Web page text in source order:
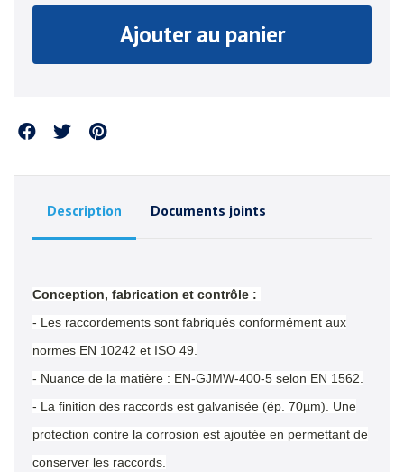
Ajouter au panier
Partager
Description Documents joints
Conception, fabrication et contrôle :
- Les raccordements sont fabriqués conformément aux
normes EN 10242 et ISO 49.
- Nuance de la matière : EN-GJMW-400-5 selon EN 1562.
- La finition des raccords est galvanisée (ép. 70µm). Une
protection contre la corrosion est ajoutée en permettant de
conserver les raccords.